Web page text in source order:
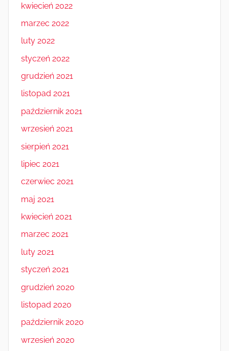
kwiecień 2022
marzec 2022
luty 2022
styczeń 2022
grudzień 2021
listopad 2021
październik 2021
wrzesień 2021
sierpień 2021
lipiec 2021
czerwiec 2021
maj 2021
kwiecień 2021
marzec 2021
luty 2021
styczeń 2021
grudzień 2020
listopad 2020
październik 2020
wrzesień 2020